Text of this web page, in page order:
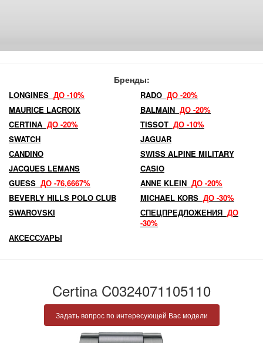
Бренды:
LONGINES ДО -10% RADO ДО -20%
MAURICE LACROIX
BALMAIN ДО -20%
CERTINA ДО -20% TISSOT ДО -10%
SWATCH
JAGUAR
CANDINO
SWISS ALPINE MILITARY
JACQUES LEMANS
CASIO
GUESS ДО -76,6667% ANNE KLEIN ДО -20%
BEVERLY HILLS POLO CLUB
MICHAEL KORS ДО -30%
SWAROVSKI
СПЕЦПРЕДЛОЖЕНИЯ ДО
-30%
АКСЕССУАРЫ
Certina C0324071105110
Задать вопрос по интересующей Вас модели